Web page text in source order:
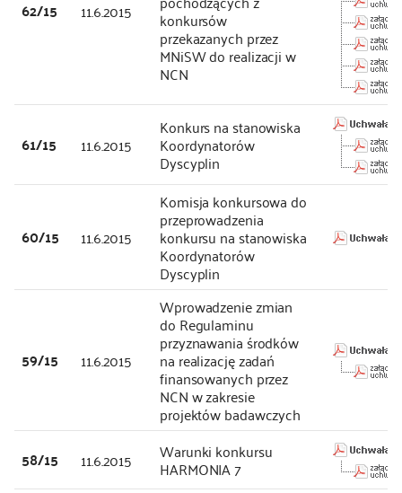
62/15 11.6.2015 konkursów
przekazanych przez
MNiSW do realizacji w
NCN
61/15 11.6.2015
Konkurs na stanowiska
Koordynatorów
Dyscyplin
60/15 11.6.2015
Komisja konkursowa do
przeprowadzenia
konkursu na stanowiska
Koordynatorów
Dyscyplin
59/15 11.6.2015
Wprowadzenie zmian
do Regulaminu
przyznawania środków
na realizację zadań
finansowanych przez
NCN w zakresie
projektów badawczych
58/15 11.6.2015 Warunki konkursu
HARMONIA 7